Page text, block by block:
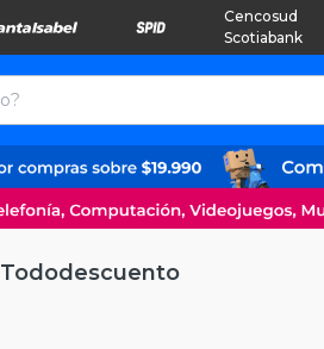
Cencosud
Scotiabank
Tododescuento